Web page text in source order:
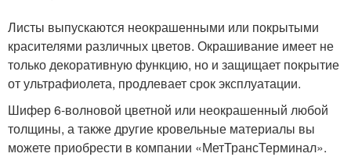
Листы выпускаются неокрашенными или покрытыми
красителями различных цветов. Окрашивание имеет не
только декоративную функцию, но и защищает покрытие
от ультрафиолета, продлевает срок эксплуатации.
Шифер 6-волновой цветной или неокрашенный любой
толщины, а также другие кровельные материалы вы
можете приобрести в компании «МетТрансТерминал».